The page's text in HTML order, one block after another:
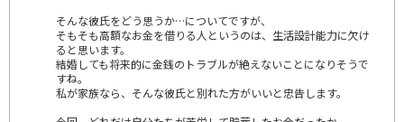
そんな彼氏をどう思うか…についてですが、
そもそも高額なお金を借りる人というのは、生活設計能力に欠け
ると思います。
結婚しても将来的に金銭のトラブルが絶えないことになりそうで
すね。
私が家族なら、そんな彼氏と別れた方がいいと忠告します。